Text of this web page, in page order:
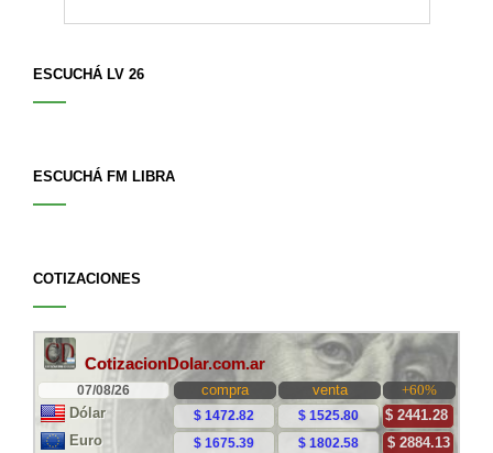
ESCUCHÁ LV 26
ESCUCHÁ FM LIBRA
COTIZACIONES